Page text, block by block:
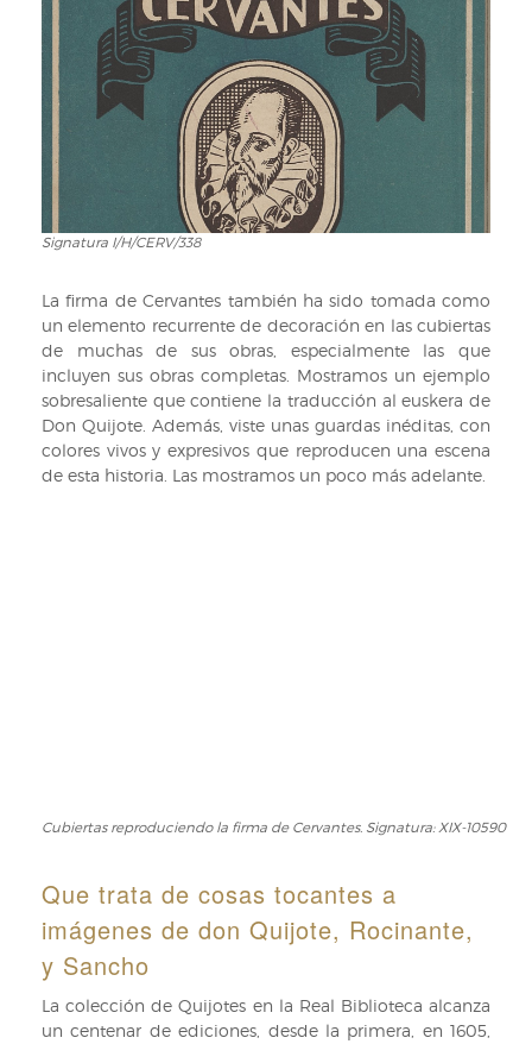
Signatura
Signatura I/H/CERV/338
La firma de Cervantes también ha sido tomada como
un elemento recurrente de decoración en las cubiertas
de muchas de sus obras, especialmente las que
incluyen sus obras completas. Mostramos un ejemplo
sobresaliente que contiene la traducción al euskera de
Don Quijote. Además, viste unas guardas inéditas, con
colores vivos y expresivos que reproducen una escena
de esta historia. Las mostramos un poco más adelante.
Cubiertas reproduciendo la firma de Cervantes. Signatura: XIX-10590
Que trata de cosas tocantes a
imágenes de don Quijote, Rocinante,
y Sancho
La colección de Quijotes en la Real Biblioteca alcanza
un centenar de ediciones, desde la primera, en 1605,